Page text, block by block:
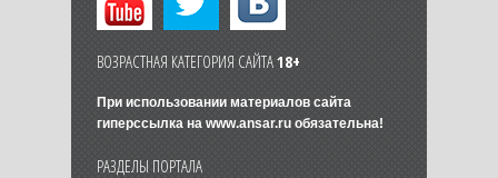
ВОЗРАСТНАЯ КАТЕГОРИЯ САЙТА18+
При использовании материалов сайта
гиперссылка на www.ansar.ruобязательна!
РАЗДЕЛЫ ПОРТАЛА